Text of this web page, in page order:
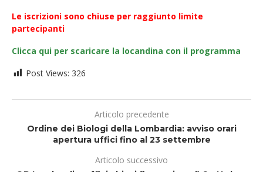
Le iscrizioni sono chiuse per raggiunto limite
partecipanti
Clicca qui per scaricare la locandina con il programma
Post Views: 326
Articolo precedente
Ordine dei Biologi della Lombardia: avviso orari
apertura uffici fino al 23 settembre
Articolo successivo